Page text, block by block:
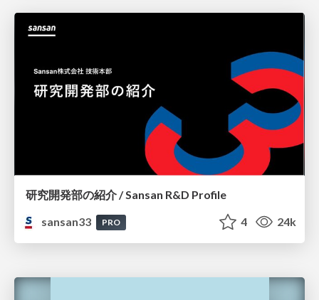
研究開発部の紹介 / Sansan R&D Profile
sansan33
PRO 4 24k